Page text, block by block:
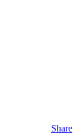
Share